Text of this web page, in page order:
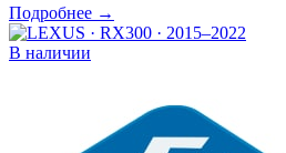
Подробнее →
В наличии